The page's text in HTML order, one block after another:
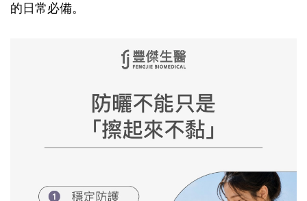
的日常必備。